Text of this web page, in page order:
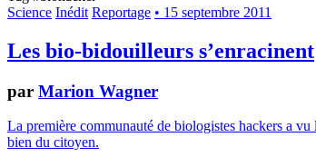
Science Inédit Reportage • 15 septembre 2011
Les bio-bidouilleurs s’enracinent
par Marion Wagner
La première communauté de biologistes hackers a
bien du citoyen.